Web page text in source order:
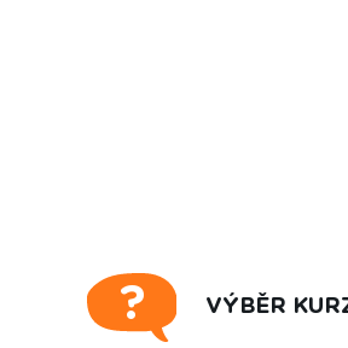
VÝBĚR